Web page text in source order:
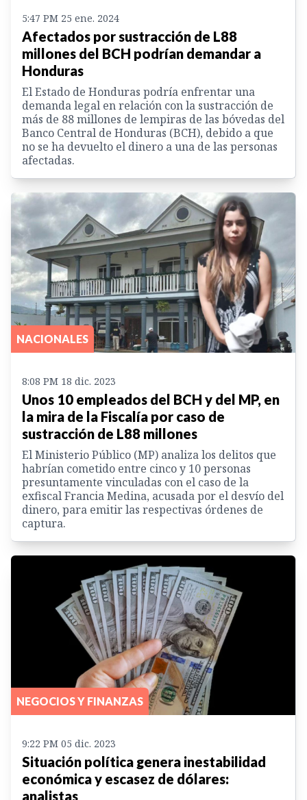
5:47 PM 25 ene. 2024
Afectados por sustracción de L88
millones del BCH podrían demandar a
Honduras
El Estado de Honduras podría enfrentar una
demanda legal en relación con la sustracción de
más de 88 millones de lempiras de las bóvedas del
Banco Central de Honduras (BCH), debido a que
no se ha devuelto el dinero a una de las personas
afectadas.
NACIONALES
8:08 PM 18 dic. 2023
Unos 10 empleados del BCH y del MP, en
la mira de la Fiscalía por caso de
sustracción de L88 millones
El Ministerio Público (MP) analiza los delitos que
habrían cometido entre cinco y 10 personas
presuntamente vinculadas con el caso de la
exfiscal Francia Medina, acusada por el desvío del
dinero, para emitir las respectivas órdenes de
captura.
NEGOCIOS Y FINANZAS
9:22 PM 05 dic. 2023
Situación política genera inestabilidad
económica y escasez de dólares:
analistas